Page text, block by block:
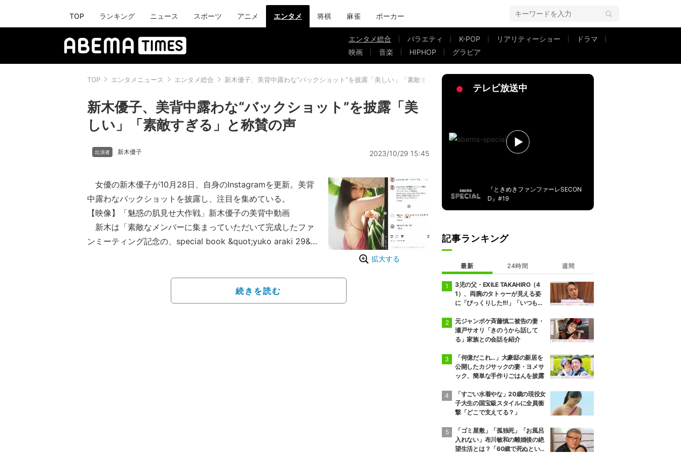
TOP ランキング ニュース スポーツ アニメ エンタメ 将棋 麻雀 ポーカー
エンタメ総合 バラエティ K-POP リアリティーショー
ドラマ
映画
音楽 HIPHOP グラビア
TOP エンタメニュース エンタメ総合 新木優子、美背中露わな“バックショット”を披露「美しい」「素敵すぎる」と称賛の声
新木優子、美背中露わな“バックショット”を披露「美
しい」「素敵すぎる」と称賛の声
新木優子 2023/10/29 15:45
拡大する
女優の新木優子が10月28日、自身のInstagramを更新。美背
中露わなバックショットを披露し、注目を集めている。
【映像】「魅惑の肌見せ大作戦」新木優子の美背中動画
新木は「素敵なメンバーに集まっていただいて完成したファ
ンミーティング記念の、special book &quot;yuko araki 29&q
続きを読む
テレビ放送中
『ときめきファンファーレSECON
D』#19
記事ランキング
最新 24時間 週間
3児の父・EXILE TAKAHIRO（4
1）、両腕のタトゥーが見える姿
に「びっくりした!!!」「いつもと
の反響
元ジャンポケ斉藤慎二被告の妻・
瀬戸サオリ「きのうから話して
る」家族との会話を紹介
「何億だこれ…」大豪邸の新居を
公開したカジサックの妻・ヨメサ
ック、簡単な手作りごはんを披露
「すごい水着やな」20歳の現役女
子大生の国宝級スタイルに全員衝
撃「どこで支えてる？」
「ゴミ屋敷」「孤独死」「お風呂
入れない」布川敏和の離婚後の絶
望生活とは？「60歳で死ぬという